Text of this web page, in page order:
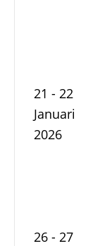
21 - 22
Januari
2026
26 - 27